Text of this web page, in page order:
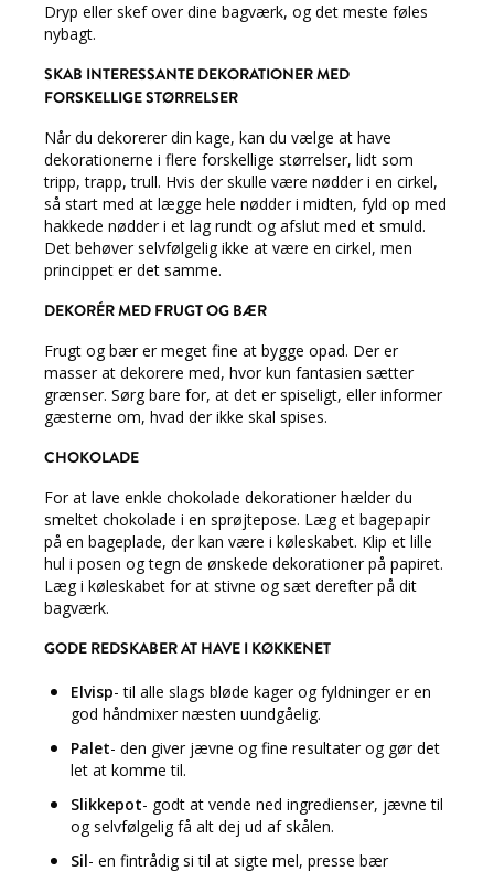
Dryp eller skef over dine bagværk, og det meste føles
nybagt.
SKAB INTERESSANTE DEKORATIONER MED
FORSKELLIGE STØRRELSER
Når du dekorerer din kage, kan du vælge at have
dekorationerne i flere forskellige størrelser, lidt som
tripp, trapp, trull. Hvis der skulle være nødder i en cirkel,
så start med at lægge hele nødder i midten, fyld op med
hakkede nødder i et lag rundt og afslut med et smuld.
Det behøver selvfølgelig ikke at være en cirkel, men
princippet er det samme.
DEKORÉR MED FRUGT OG BÆR
Frugt og bær er meget fine at bygge opad. Der er
masser at dekorere med, hvor kun fantasien sætter
grænser. Sørg bare for, at det er spiseligt, eller informer
gæsterne om, hvad der ikke skal spises.
CHOKOLADE
For at lave enkle chokolade dekorationer hælder du
smeltet chokolade i en sprøjtepose. Læg et bagepapir
på en bageplade, der kan være i køleskabet. Klip et lille
hul i posen og tegn de ønskede dekorationer på papiret.
Læg i køleskabet for at stivne og sæt derefter på dit
bagværk.
GODE REDSKABER AT HAVE I KØKKENET
Elvisp- til alle slags bløde kager og fyldninger er en
god håndmixer næsten uundgåelig.
Palet- den giver jævne og fine resultater og gør det
let at komme til.
Slikkepot- godt at vende ned ingredienser, jævne til
og selvfølgelig få alt dej ud af skålen.
Sil- en fintrådig si til at sigte mel, presse bær